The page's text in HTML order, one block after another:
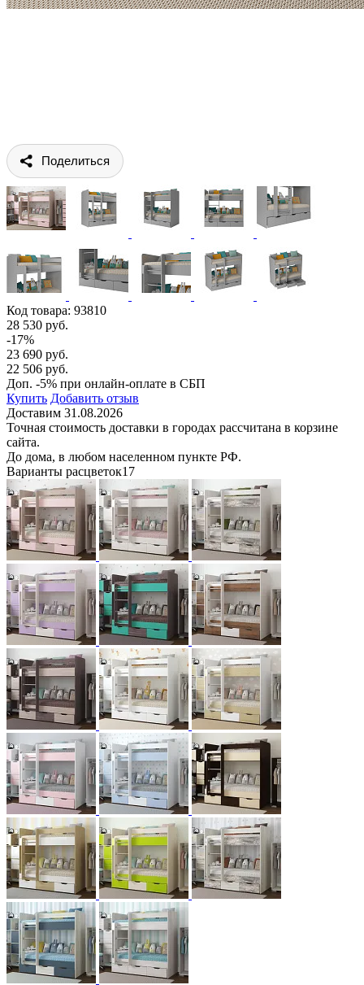
Поделиться
Код товара: 93810
28 530 руб.
-17%
23 690 руб.
22 506 руб.
Доп. -5% при онлайн-оплате в СБП
Купить Добавить отзыв
Доставим 31.08.2026
Точная стоимость доставки в городах рассчитана в корзине
сайта.
До дома, в любом населенном пункте РФ.
Варианты расцветок17